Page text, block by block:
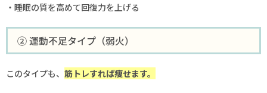
・睡眠の質を高めて回復力を上げる
② 運動不足タイプ（弱火）
このタイプも、 筋トレすれば痩せます。